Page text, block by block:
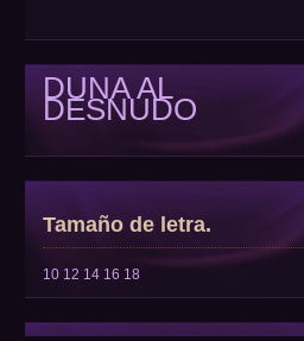
DUNA AL
DESNUDO
Tamaño de letra.
10 12 14 16 18